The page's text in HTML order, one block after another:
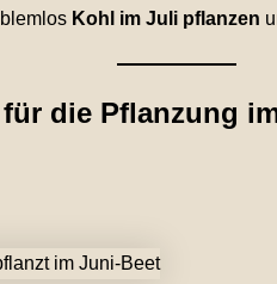
Kohl im Juli pflanzen
die Pflanzung